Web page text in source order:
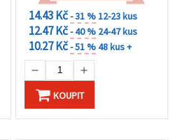
14.43 Kč- 31 %12-23 kus
12.47 Kč- 40 % 24-47 kus
10.27 Kč- 51 %48 kus +
KOUPIT